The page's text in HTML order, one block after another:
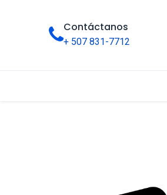
Contáctanos
+ 507 831-7712